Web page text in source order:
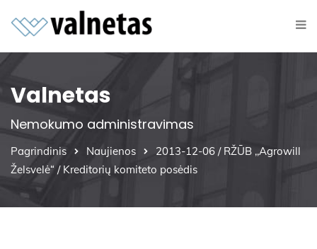
Valnetas
Nemokumo administravimas
Pagrindinis Naujienos
2013-12-06 / RŽŪB ,,Agrowill
Želsvelė“ / Kreditorių komiteto posėdis